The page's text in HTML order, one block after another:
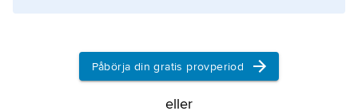
Information om artikeln
Påbörja din gratis provperiod
eller